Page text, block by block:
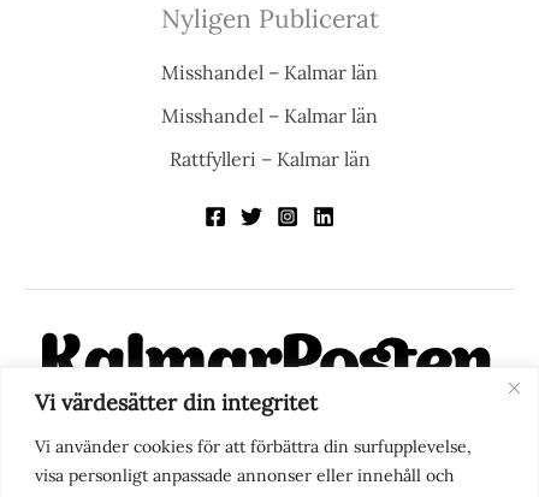
Vi värdesätter din integritet
Vi använder cookies för att förbättra din surfupplevelse,
visa personligt anpassade annonser eller innehåll och
Nyligen Publicerat
Misshandel – Kalmar län
Misshandel – Kalmar län
Rattfylleri – Kalmar län
KalmarPosten är en modern lokalnyhetstidning på nätet. Med
fokus på Kalmarregionen, men också med blick för det större
perspektivet, vill vi vara din självklara kanal för nyheter,